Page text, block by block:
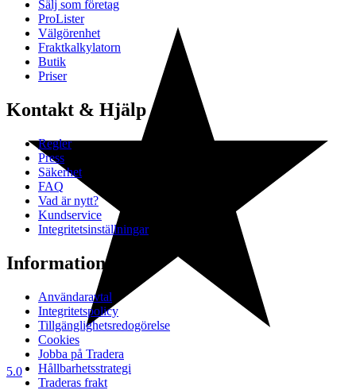
5.0
Sälj som företag
ProLister
Välgörenhet
Fraktkalkylatorn
Butik
Priser
Kontakt & Hjälp
Regler
Press
Säkerhet
FAQ
Vad är nytt?
Kundservice
Integritetsinställningar
Information
Användaravtal
Integritetspolicy
Tillgänglighetsredogörelse
Cookies
Jobba på Tradera
Hållbarhetsstrategi
Traderas frakt